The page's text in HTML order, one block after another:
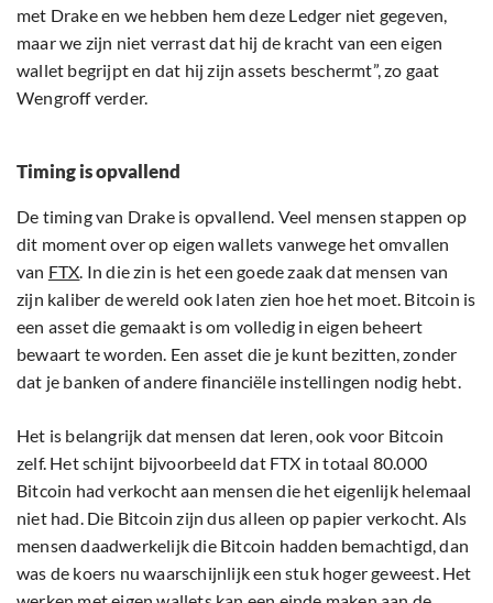
met Drake en we hebben hem deze Ledger niet gegeven,
maar we zijn niet verrast dat hij de kracht van een eigen
wallet begrijpt en dat hij zijn assets beschermt”, zo gaat
Wengroff verder.
Timing is opvallend
De timing van Drake is opvallend. Veel mensen stappen op
dit moment over op eigen wallets vanwege het omvallen
van FTX. In die zin is het een goede zaak dat mensen van
zijn kaliber de wereld ook laten zien hoe het moet. Bitcoin is
een asset die gemaakt is om volledig in eigen beheert
bewaart te worden. Een asset die je kunt bezitten, zonder
dat je banken of andere financiële instellingen nodig hebt.
Het is belangrijk dat mensen dat leren, ook voor Bitcoin
zelf. Het schijnt bijvoorbeeld dat FTX in totaal 80.000
Bitcoin had verkocht aan mensen die het eigenlijk helemaal
niet had. Die Bitcoin zijn dus alleen op papier verkocht. Als
mensen daadwerkelijk die Bitcoin hadden bemachtigd, dan
was de koers nu waarschijnlijk een stuk hoger geweest. Het